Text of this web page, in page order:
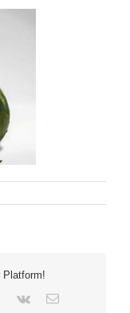
Platform!
Pinterest
Vk Email